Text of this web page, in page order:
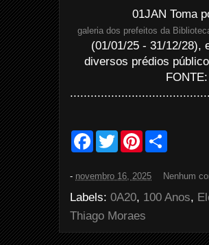
01JAN Toma
galeria dos prefeitos da
(01/01/25 - 31/12/28),
diversos prédios
F
b
o
k
T
w
t
r
P
e
e
s
t
e
- novembro 16, 2025 Nenhum
Labels: 0A20, 100 Anos,
Thiago Moraes